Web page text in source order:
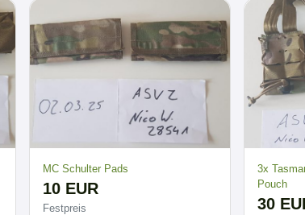
MC Schulter Pads
10 EUR
Festpreis
3x
Pouch
30